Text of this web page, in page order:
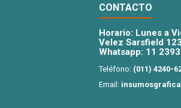
CONTACTO
Horario: Lunes a
Velez Sarsfield
Whatsapp: 11
Teléfono: (011) 4240-
Email: